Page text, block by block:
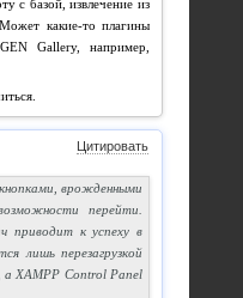
с базой, извлечение из
какие-то плагины
Gallery, например,
Цитировать
врожденными
перейти.
приводит к успеху в
лишь перезагрузкой
а ХАМРР Control Panel